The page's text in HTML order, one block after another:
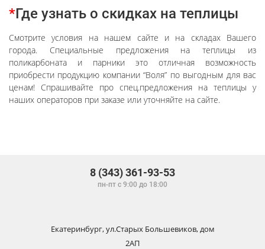
*Где узнать о скидках на теплицы
Смотрите условия на нашем сайте и на складах Вашего
города. Специальные предложения на теплицы из
поликарбоната и парники это отличная возможность
приобрести продукцию компании “Воля” по выгодным для вас
ценам! Спрашивайте про спец.предложения на теплицы у
наших операторов при заказе или уточняйте на сайте.
8 (343) 361-93-53
пн-пт с 9:00 до 18:00
Екатеринбург, ул.Старых Большевиков, дом
2АП